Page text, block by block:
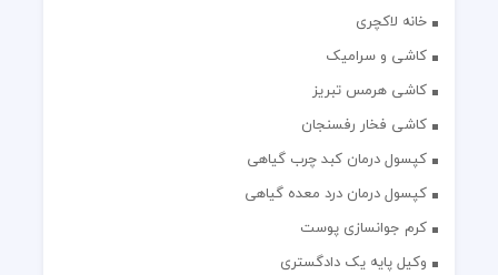
خانه لاکچری
کاشی و سرامیک
کاشی هرمس تبریز
کاشی فخار رفسنجان
کپسول درمان کبد چرب گیاهی
کپسول درمان درد معده گیاهی
کرم جوانسازی پوست
وکیل پایه یک دادگستری